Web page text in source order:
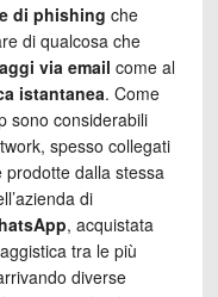
di phishing che
di qualcosa che
via email come al
istantanea. Come
sono considerabili
spesso collegati
dalla stessa
di
, acquistata
tra le più
diverse